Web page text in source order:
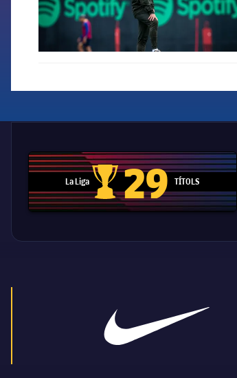
La Liga
Trofeu de la Liga
29 TÍTOLS